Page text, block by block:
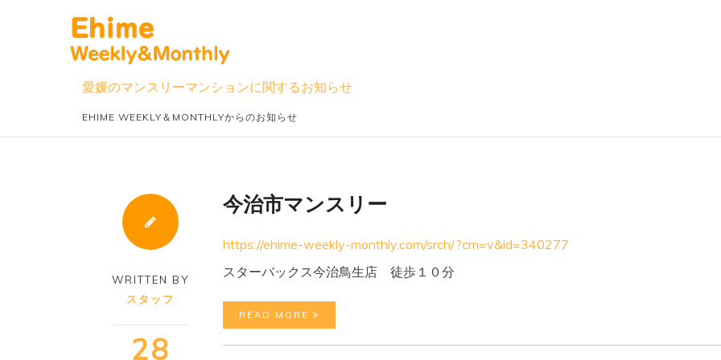
愛媛のマンスリーマンションに関するお知らせ
EHIME WEEKLY＆MONTHLYからのお知らせ
WRITTEN BY
スタッフ
28
今治市マンスリー
https://ehime-weekly-monthly.com/srch/?cm=v&id=340277
スターバックス今治鳥生店 徒歩１０分
READ MORE